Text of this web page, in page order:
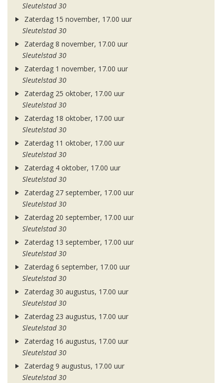
Sleutelstad 30
Zaterdag 15 november, 17.00 uur
Sleutelstad 30
Zaterdag 8 november, 17.00 uur
Sleutelstad 30
Zaterdag 1 november, 17.00 uur
Sleutelstad 30
Zaterdag 25 oktober, 17.00 uur
Sleutelstad 30
Zaterdag 18 oktober, 17.00 uur
Sleutelstad 30
Zaterdag 11 oktober, 17.00 uur
Sleutelstad 30
Zaterdag 4 oktober, 17.00 uur
Sleutelstad 30
Zaterdag 27 september, 17.00 uur
Sleutelstad 30
Zaterdag 20 september, 17.00 uur
Sleutelstad 30
Zaterdag 13 september, 17.00 uur
Sleutelstad 30
Zaterdag 6 september, 17.00 uur
Sleutelstad 30
Zaterdag 30 augustus, 17.00 uur
Sleutelstad 30
Zaterdag 23 augustus, 17.00 uur
Sleutelstad 30
Zaterdag 16 augustus, 17.00 uur
Sleutelstad 30
Zaterdag 9 augustus, 17.00 uur
Sleutelstad 30